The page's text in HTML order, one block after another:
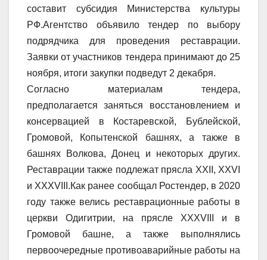
составит субсидия Министерства культуры
РФ.Агентство объявило тендер по выбору
подрядчика для проведения реставрации.
Заявки от участников тендера принимают до 25
ноября, итоги закупки подведут 2 декабря.
Согласно материалам тендера,
предполагается заняться восстановлением и
консервацией в Костаревской, Бублейской,
Громовой, Копытенской башнях, а также в
башнях Волкова, Донец и некоторых других.
Реставрации также подлежат прясла XXII, XXVI
и XXXVIII.Как ранее сообщал Ростендер, в 2020
году также велись реставрационные работы в
церкви Одигитрии, на прясле XXXVIII и в
Громовой башне, а также выполнялись
первоочередные противоаварийные работы на